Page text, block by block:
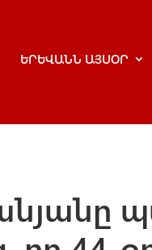
ԵՐԵՎԱՆՆ ԱՅՍՕՐ